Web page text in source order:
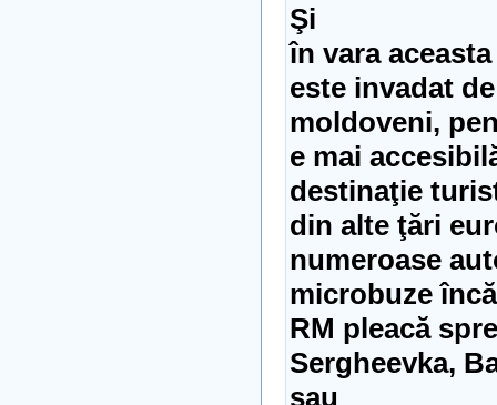
Şi
în vara
este invadat
moldoveni,
e mai
destinaţie
din alte ţări
numeroase
microbuze
RM pleacă
Sergheevka,
sau